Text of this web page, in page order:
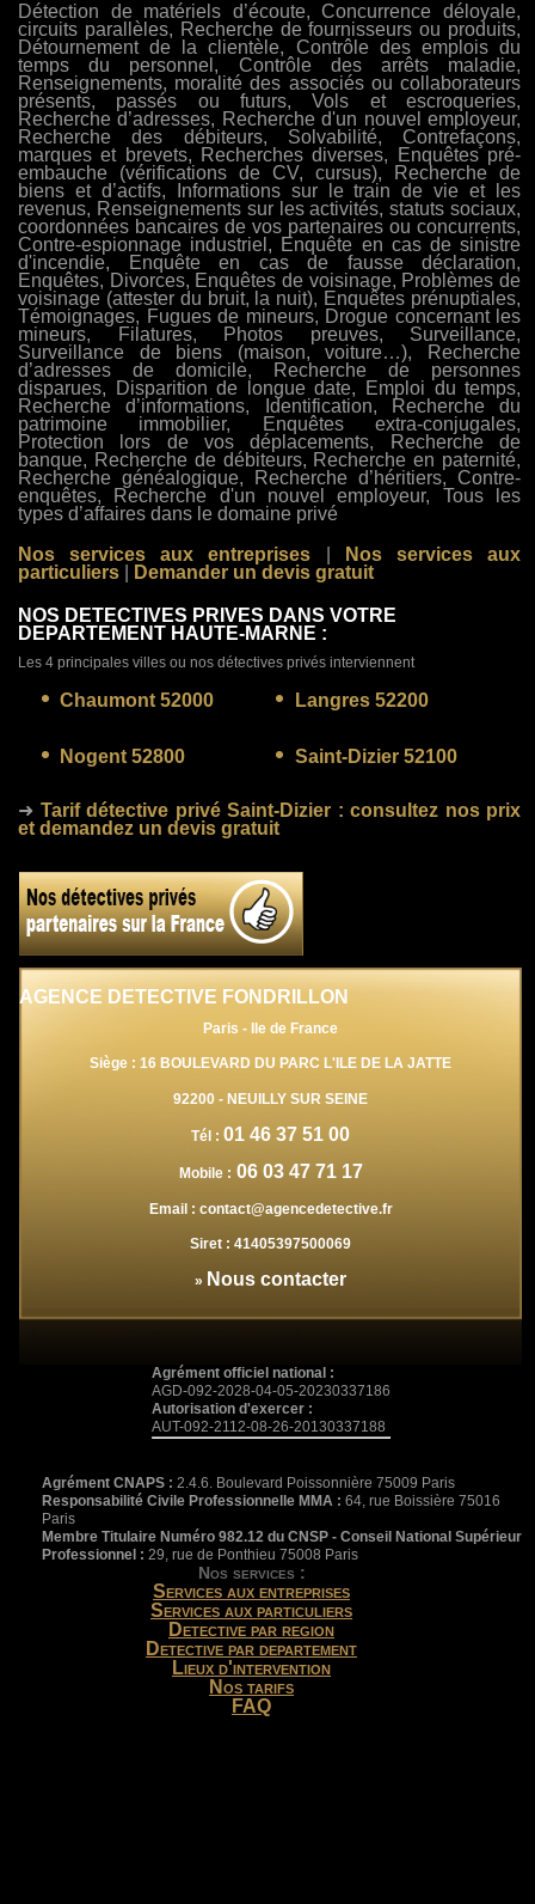
Détection de matériels d’écoute, Concurrence déloyale,
circuits parallèles, Recherche de fournisseurs ou produits,
Détournement de la clientèle, Contrôle des emplois du
temps du personnel, Contrôle des arrêts maladie,
Renseignements, moralité des associés ou collaborateurs
présents, passés ou futurs, Vols et escroqueries,
Recherche d’adresses, Recherche d'un nouvel employeur,
Recherche des débiteurs, Solvabilité, Contrefaçons,
marques et brevets, Recherches diverses, Enquêtes pré-
embauche (vérifications de CV, cursus), Recherche de
biens et d’actifs, Informations sur le train de vie et les
revenus, Renseignements sur les activités, statuts sociaux,
coordonnées bancaires de vos partenaires ou concurrents,
Contre-espionnage industriel, Enquête en cas de sinistre
d'incendie, Enquête en cas de fausse déclaration,
Enquêtes, Divorces, Enquêtes de voisinage, Problèmes de
voisinage (attester du bruit, la nuit), Enquêtes prénuptiales,
Témoignages, Fugues de mineurs, Drogue concernant les
mineurs, Filatures, Photos preuves, Surveillance,
Surveillance de biens (maison, voiture…), Recherche
d’adresses de domicile, Recherche de personnes
disparues, Disparition de longue date, Emploi du temps,
Recherche d’informations, Identification, Recherche du
patrimoine immobilier, Enquêtes extra-conjugales,
Protection lors de vos déplacements, Recherche de
banque, Recherche de débiteurs, Recherche en paternité,
Recherche généalogique, Recherche d’héritiers, Contre-
enquêtes, Recherche d'un nouvel employeur, Tous les
types d’affaires dans le domaine privé
Nos services aux entreprises
Nos services aux
particuliers
Demander un devis gratuit
NOS DETECTIVES PRIVES DANS VOTRE
DEPARTEMENT HAUTE-MARNE :
Les 4 principales villes ou nos détectives privés interviennent
Chaumont 52000 Langres 52200
Nogent 52800 Saint-Dizier 52100
➜ Tarif détective privé Saint-Dizier : consultez nos prix
et demandez un devis gratuit
AGENCE DETECTIVE FONDRILLON
Paris - Ile de France
Siège : 16 BOULEVARD DU PARC L'ILE DE LA JATTE
92200 -NEUILLY SUR SEINE
Tél : 01 46 37 51 00
Mobile : 06 03 47 71 17
Email : contact@agencedetective.fr
Siret : 41405397500069
» Nous contacter
Agrément officiel national :
AGD-092-2028-04-05-20230337186
Autorisation d'exercer :
AUT-092-2112-08-26-20130337188
Agrément CNAPS : 2.4.6. Boulevard Poissonnière 75009 Paris
Responsabilité Civile Professionnelle MMA : 64, rue Boissière 75016
Paris
Membre Titulaire Numéro 982.12 du CNSP - Conseil National Supérieur
Professionnel : 29, rue de Ponthieu 75008 Paris
Nos services :
Services aux entreprises
Services aux particuliers
Detective par region
Detective par departement
Lieux d'intervention
Nos tarifs
FAQ